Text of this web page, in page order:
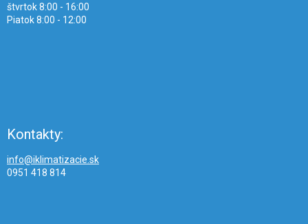
štvrtok 8:00 - 16:00
Piatok 8:00 - 12:00
Kontakty:
info@iklimatizacie.sk
0951 418 814